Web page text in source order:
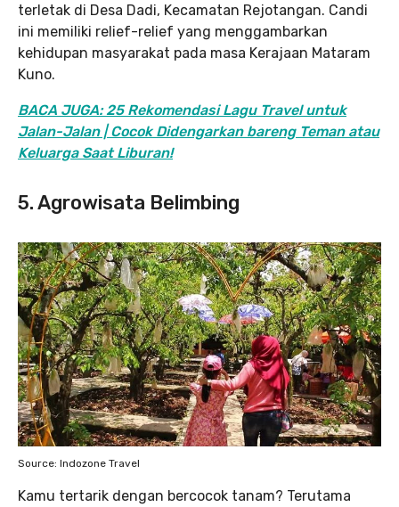
terletak di Desa Dadi, Kecamatan Rejotangan. Candi
ini memiliki relief-relief yang menggambarkan
kehidupan masyarakat pada masa Kerajaan Mataram
Kuno.
BACA JUGA: 25 Rekomendasi Lagu Travel untuk
Jalan-Jalan | Cocok Didengarkan bareng Teman atau
Keluarga Saat Liburan!
5. Agrowisata Belimbing
Source: Indozone Travel
Kamu tertarik dengan bercocok tanam? Terutama